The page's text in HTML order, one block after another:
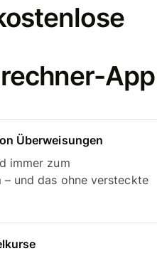
App
Überweisungen
immer zum
– und das ohne versteckte